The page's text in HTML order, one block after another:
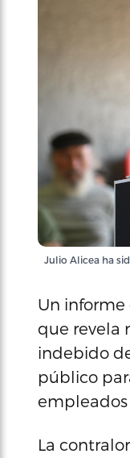
Julio Alicea ha
Un
que revela
indebido
público
empleados
La